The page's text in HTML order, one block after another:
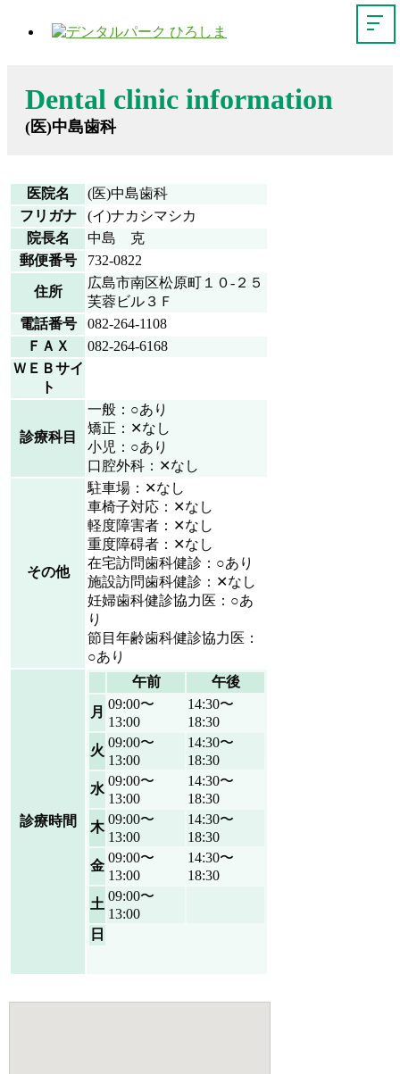
Dental clinic information
(医)中島歯科
医院名
(医)中島歯科
フリガナ
(イ)ナカシマシカ
院長名
中島 克
郵便番号
732-0822
住所
広島市南区松原町１０-２５
芙蓉ビル３Ｆ
電話番号
082-264-1108
ＦＡＸ
082-264-6168
ＷＥＢサイ
ト
診療科目
一般：○あり
矯正：✕なし
小児：○あり
口腔外科：✕なし
その他
駐車場：✕なし
車椅子対応：✕なし
軽度障害者：✕なし
重度障碍者：✕なし
在宅訪問歯科健診：○あり
施設訪問歯科健診：✕なし
妊婦歯科健診協力医：○あ
り
節目年齢歯科健診協力医：
○あり
診療時間
午前
午後
月
09:00〜
13:00
14:30〜
18:30
火
09:00〜
13:00
14:30〜
18:30
水
09:00〜
13:00
14:30〜
18:30
木
09:00〜
13:00
14:30〜
18:30
金
09:00〜
13:00
14:30〜
18:30
土
09:00〜
13:00
日